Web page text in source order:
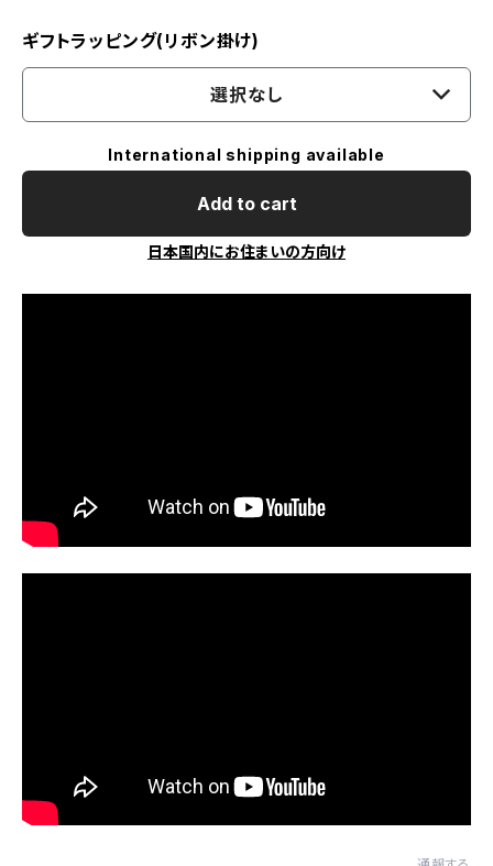
ギフトラッピング(リボン掛け)
選択なし
International shipping available
Add to cart
日本国内にお住まいの方向け